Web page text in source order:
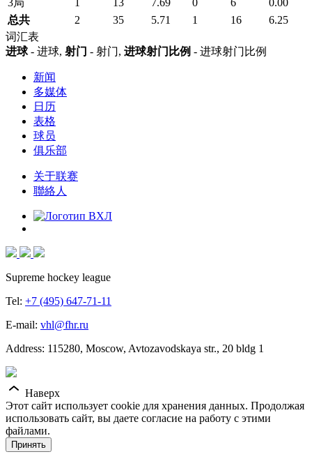
3局 1 13 7.69 0 6
0.00
总共
2 35 5.71 1 16
6.25
词汇表
进球- 进球, 射门 - 射门, 进球射门比例 - 进球射门比例
新闻
多媒体
日历
表格
球员
俱乐部
关于联赛
聯絡人
Supreme hockey league
Tel: +7 (495) 647-71-11
E-mail: vhl@fhr.ru
Address: 115280, Moscow, Avtozavodskaya str., 20 bldg 1
Наверх
Этот сайт использует cookie для хранения данных. Продолжая
использовать сайт, вы даете согласие на работу с этими
файлами.
Принять